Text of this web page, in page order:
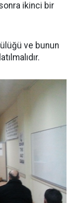
ikinci bir
ve bunun